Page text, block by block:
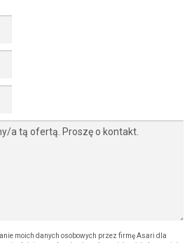
moich danych osobowych przez firmę Asari dla